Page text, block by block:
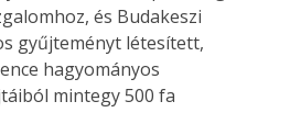
és Budakeszi
gyűjteményt létesített,
hagyományos
mintegy 500 fa